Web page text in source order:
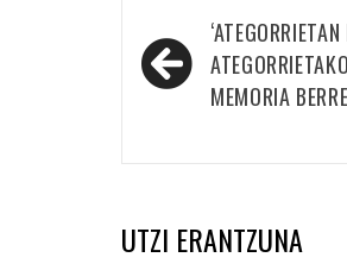
Bidalketetan
zehar
nabigatuMEMORIA
UTZI ERANTZUNA